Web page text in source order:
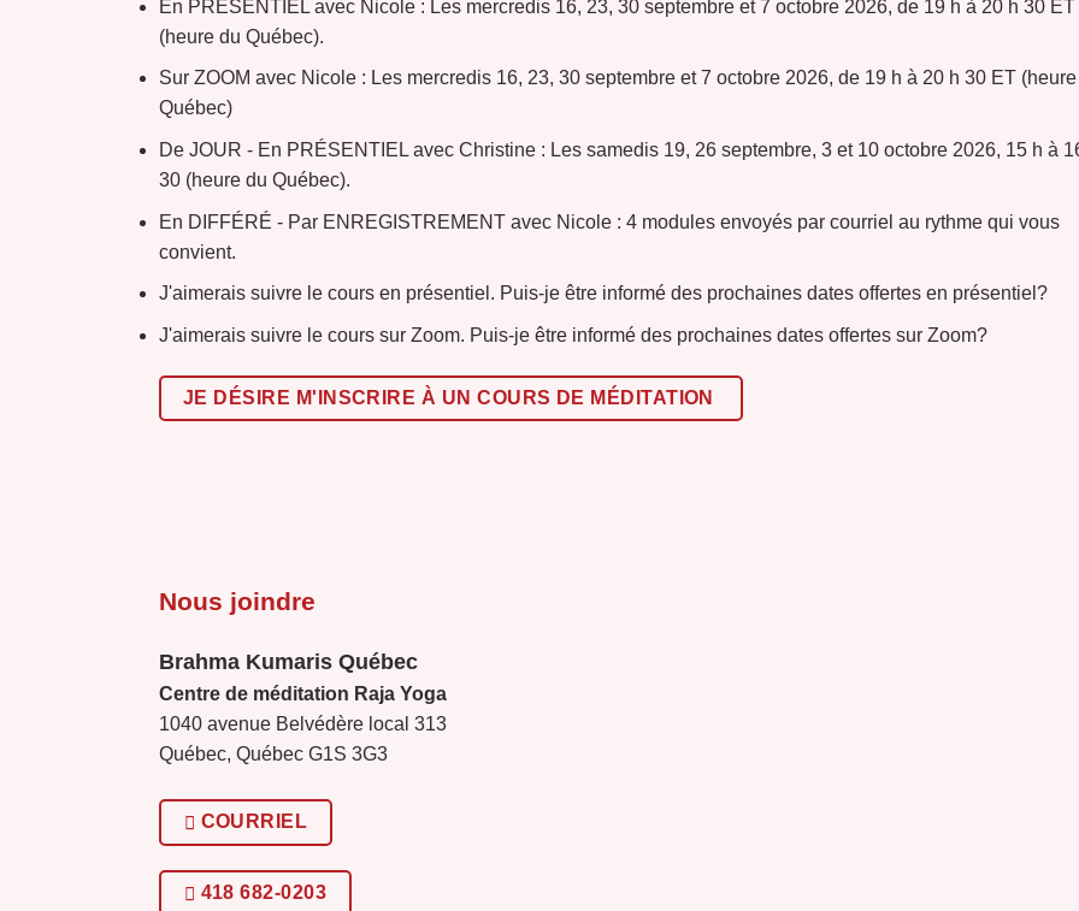
En PRÉSENTIEL avec Nicole : Les mercredis 16, 23, 30 septembre et 7 octobre 2026, de 19 h à 20 h 30 ET
(heure du Québec).
Sur ZOOM avec Nicole : Les mercredis 16, 23, 30 septembre et 7 octobre 2026, de 19 h à 20 h 30 ET
Québec)
De JOUR - En PRÉSENTIEL avec Christine : Les samedis 19, 26 septembre, 3 et 10 octobre 2026, 15 h à
30 (heure du Québec).
En DIFFÉRÉ - Par ENREGISTREMENT avec Nicole : 4 modules envoyés par courriel au rythme qui vous
convient.
J'aimerais suivre le cours en présentiel. Puis-je être informé des prochaines dates offertes en présentiel?
J'aimerais suivre le cours sur Zoom. Puis-je être informé des prochaines dates offertes sur Zoom?
JE DÉSIRE M'INSCRIRE À UN COURS DE MÉDITATION
Nous joindre
Brahma Kumaris Québec
Centre de méditation Raja Yoga
1040 avenue Belvédère local 313
Québec, Québec G1S 3G3
COURRIEL
418 682-0203